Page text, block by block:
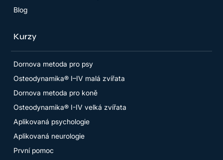
Blog
Kurzy
Dornova metoda pro psy
Osteodynamika® I–IV malá zvířata
Dornova metoda pro koně
Osteodynamika® I-IV velká zvířata
Aplikovaná psychologie
Aplikovaná neurologie
První pomoc